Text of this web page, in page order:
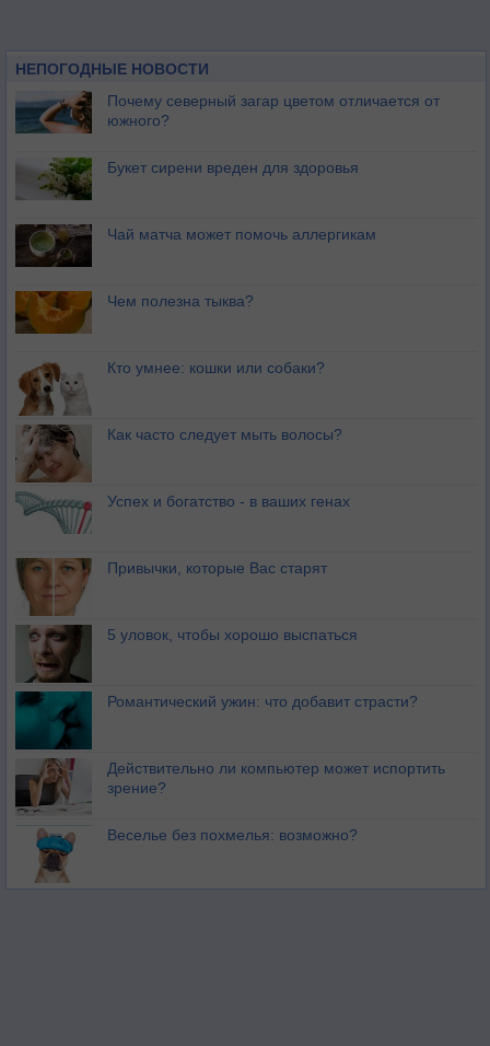
НЕПОГОДНЫЕ НОВОСТИ
Почему северный загар цветом отличается от
южного?
Букет сирени вреден для здоровья
Чай матча может помочь аллергикам
Чем полезна тыква?
Кто умнее: кошки или собаки?
Как часто следует мыть волосы?
Успех и богатство - в ваших генах
Привычки, которые Вас старят
5 уловок, чтобы хорошо выспаться
Романтический ужин: что добавит страсти?
Действительно ли компьютер может испортить
зрение?
Веселье без похмелья: возможно?